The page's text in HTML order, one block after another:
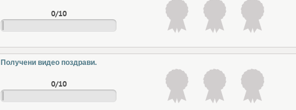
0/10
Получени видео поздрави.
0/10